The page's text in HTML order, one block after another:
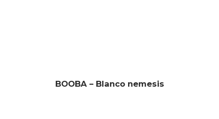
BOOBA – Blanco nemesis